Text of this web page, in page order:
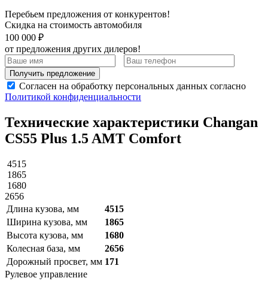
Перебьем предложения от конкурентов!
Скидка на стоимость автомобиля
100 000 ₽
от предложения других дилеров!
Получить предложение
Согласен на обработку персональных данных согласно
Политикой конфиденциальности
Технические характеристики Changan
CS55 Plus 1.5 AMT Comfort
4515
1865
1680
2656
Длина кузова, мм
4515
Ширина кузова, мм
1865
Высота кузова, мм
1680
Колесная база, мм
2656
Дорожный просвет, мм 171
Рулевое управление